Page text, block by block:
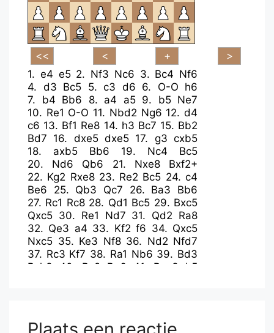
1. e4 e5 2. Nf3 Nc6 3. Bc4 Nf6
4. d3 Bc5 5. c3 d6 6. O-O h6
7. b4 Bb6 8. a4 a5 9. b5 Ne7
10. Re1 O-O 11. Nbd2 Ng6 12.d4
c6 13. Bf1 Re8 14. h3 Bc7 15. Bb2
Bd7 16. dxe5 dxe5 17. g3 cxb5
18. axb5 Bb6 19. Nc4
Bc5
20. Nd6 Qb6 21. Nxe8
Bxf2+
22. Kg2 Rxe8 23. Re2 Bc5 24.c4
Be6
25. Qb3 Qc7 26. Ba3
Bb6
27. Rc1 Rc8 28. Qd1 Bc5 29. Bxc5
Qxc5 30. Re1 Nd7 31. Qd2 Ra8
32. Qe3 a4 33. Kf2 f6 34. Qxc5
Nxc5 35. Ke3 Nf8 36. Nd2 Nfd7
37. Rc3 Kf7 38. Ra1 Nb6 39. Bd3
Bxh3
40. Bc2 Be6 41. Rca3
h5